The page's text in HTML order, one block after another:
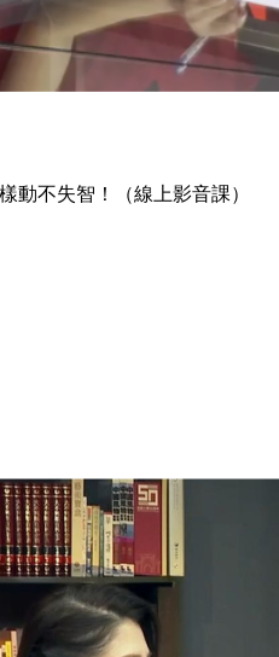
動不失智！（線上影音課）